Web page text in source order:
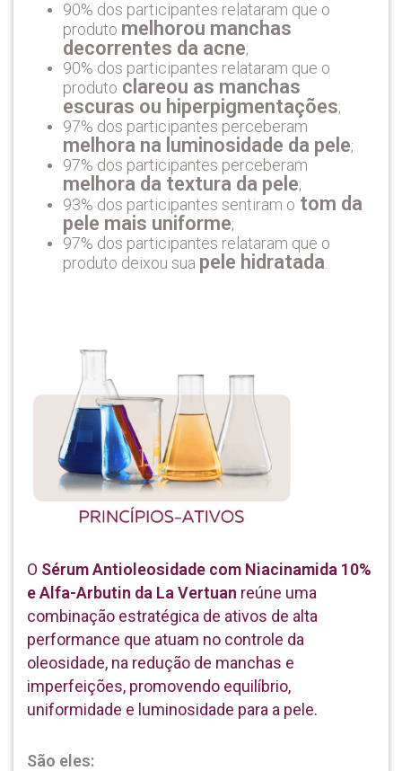
90% dos participantes relataram que o
produto melhorou manchas
decorrentes da acne;
90% dos participantes relataram que o
produto clareou as manchas
escuras ou hiperpigmentações;
97% dos participantes perceberam
melhora na luminosidade da pele;
97% dos participantes perceberam
melhora da textura da pele;
93% dos participantes sentiram o tom da
pele mais uniforme;
97% dos participantes relataram que o
produto deixou sua pele hidratada
O Sérum Antioleosidade com Niacinamida 10%
e Alfa-Arbutin da La Vertuan reúne uma
combinação estratégica de ativos de alta
performance que atuam no controle da
oleosidade, na redução de manchas e
imperfeições, promovendo equilíbrio,
uniformidade e luminosidade para a pele.
São eles: